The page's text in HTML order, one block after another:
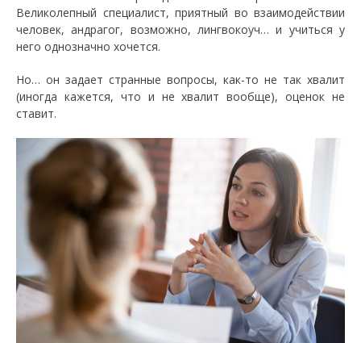
Великолепный специалист, приятный во взаимодействии
человек, андрагог, возможно, лингвокоуч… и учиться у
него однозначно хочется.
Но… он задает странные вопросы, как-то не так хвалит
(иногда кажется, что и не хвалит вообще), оценок не
ставит.